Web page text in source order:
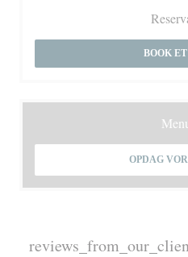
BOOK
OPDAG